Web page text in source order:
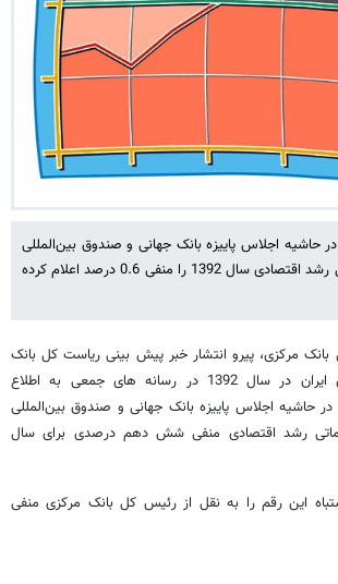
حاشیه اجلاس پاییزه بانک جهانی و صندوق بین‌المللی
پول پیش بینی مقدماتی رشد اقتصادی سال 1392 را منفی 0.6 درصد اعلام کرده
مرکزی، پیرو انتشار خبر پیش بینی ریاست کل بانک
مرکزی از رشد اقتصادی ایران در سال 1392 در رسانه های جمعی به اطلاع
حاشیه اجلاس پاییزه بانک جهانی و صندوق بین‌المللی
رشد اقتصادی منفی شش دهم درصدی برای سال
این رقم را به نقل از رئیس کل بانک مرکزی منفی